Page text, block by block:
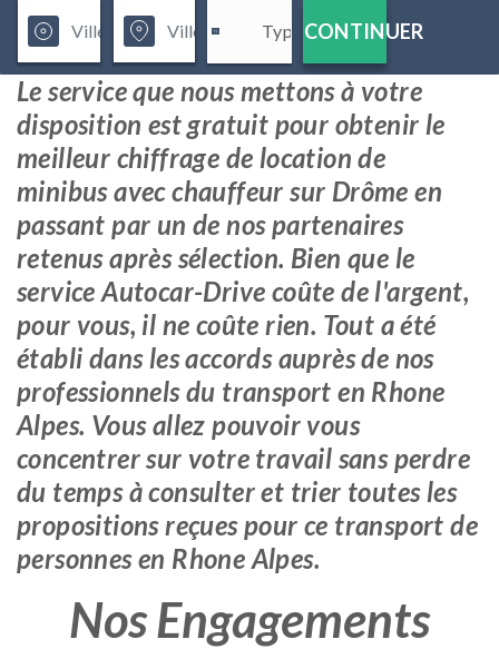
CONTINUER
Le service que nous mettons à votre
disposition est gratuit pour obtenir le
meilleur chiffrage de location de
minibus avec chauffeur sur Drôme en
passant par un de nos partenaires
retenus après sélection. Bien que le
service Autocar-Drive coûte de l'argent,
pour vous, il ne coûte rien. Tout a été
établi dans les accords auprès de nos
professionnels du transport en Rhone
Alpes. Vous allez pouvoir vous
concentrer sur votre travail sans perdre
du temps à consulter et trier toutes les
propositions reçues pour ce transport de
personnes en Rhone Alpes.
Nos Engagements